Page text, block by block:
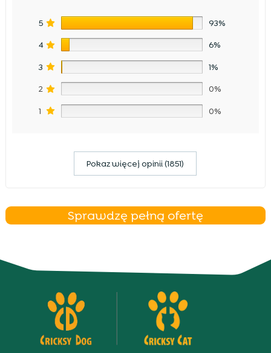
5 93%
4 6%
3 1%
2 0%
1 0%
Pokaz więcej opinii (1851)
Sprawdzę pełną ofertę